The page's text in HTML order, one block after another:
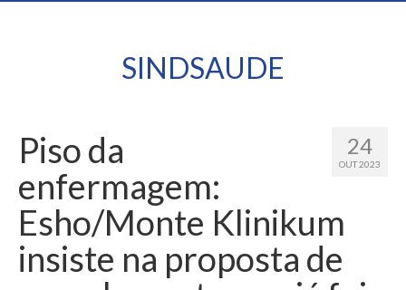
SINDSAUDE
24
OUT 2023
Piso da
enfermagem:
Esho/Monte Klinikum
insiste na proposta de